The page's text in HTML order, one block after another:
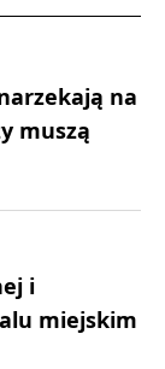
na
muszą
i
miejskim